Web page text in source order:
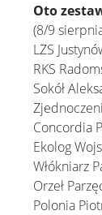
Oto
(8/9
LZS
RKS
Sokół
Concordia
Ekolog
Włókniarz
Orzeł
Polonia